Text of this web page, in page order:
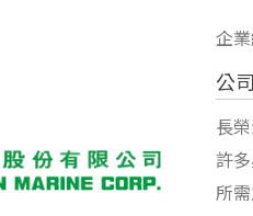
企
公
長
許
所